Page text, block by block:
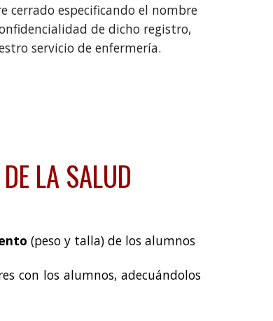
cerrado especificando el nombre
de dicho registro,
servicio de enfermería.
LA SALUD
(peso y talla) de los alumnos
con los alumnos, adecuándolos